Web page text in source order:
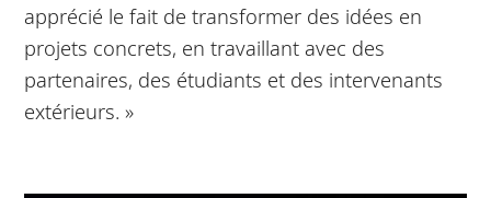
apprécié le fait de transformer des idées en
projets concrets, en travaillant avec des
partenaires, des étudiants et des intervenants
extérieurs. »